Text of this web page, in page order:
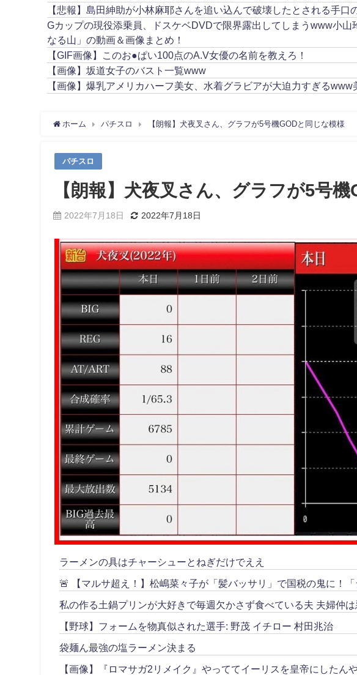
【悲報】島田紳助が小林麻耶さんを追い込んで破壊したとされる手口
Gカップの現役添乗員、ドスケベDVDで限界露出してしまうwww小
なる山」の動画＆画像まとめ！
【GIF画像】このお●ぱい100点のA.V女優の名前を教えろ！
【画像】坂道女子のバスト一覧www
【画像】爆乳アメリカハーフ美女、水着グラビアが大迫力すぎる
ホーム パチスロ 【朗報】犬夜叉さん、グラフが5号機GODと同じな模様
パチスロ
【朗報】犬夜叉さん、グラフが5号
2022年7月18日 2022年7月18日
ラーメンの具はチャーシューとねぎだけでええ
🚨 【マルサ超え！】松嶋菜々子が「髪バッサリ」で国税の鬼に！
私の作る土鍋プリンが大好きで毎週欠かさず食べている夫 夫婦仲
【野球】フォームを物真似された選手: 野茂 イチロー 村田兆治
袋麺ん最強の塩ラーメン決まる
【画像】『ロマサガ2リメイク』やっててイーリスを皇帝にしたん